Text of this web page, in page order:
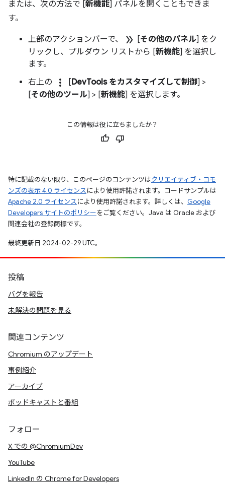
または、次の方法で [新機能] パネルを開くこともできま
す。
上部のアクションバーで、 double_arrow [その他のパネル] をク
リックし、プルダウン リストから [新機能] を選択し
ます。
右上の
more_vert [DevTools をカスタマイズして制御] >
[その他のツール] > [新機能] を選択します。
この情報は役に立ちましたか？
特に記載のない限り、このページのコンテンツはクリエイティブ・コモ
ンズの表示 4.0 ライセンスにより使用許諾されます。コードサンプルは
Apache 2.0 ライセンスにより使用許諾されます。詳しくは、 Google
Developers サイトのポリシーをご覧ください。Java は Oracle および
関連会社の登録商標です。
最終更新日 2024-02-29 UTC。
投稿
バグを報告
未解決の問題を見る
関連コンテンツ
Chromium のアップデート
事例紹介
アーカイブ
ポッドキャストと番組
フォロー
X での @ChromiumDev
YouTube
LinkedIn の Chrome for Developers